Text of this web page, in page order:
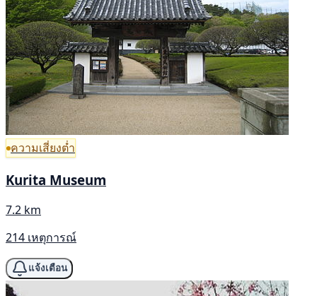
ความเสี่ยงต่ำ
Kurita Museum
7.2 km
214 เหตุการณ์
แจ้งเตือน